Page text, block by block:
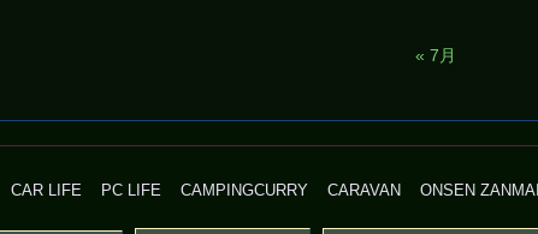
« 7月
CAR LIFE PC LIFE CAMPINGCURRY CARAVAN ONSEN ZANMAI